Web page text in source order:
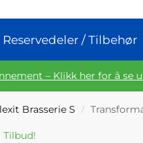
Reservedeler / Tilbehør
– Klikk her for å se
Brasserie S /
Tilbud!